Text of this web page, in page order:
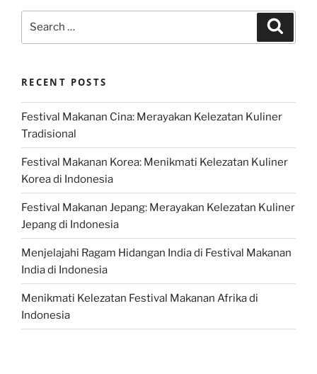
RECENT POSTS
Festival Makanan Cina: Merayakan Kelezatan Kuliner
Tradisional
Festival Makanan Korea: Menikmati Kelezatan Kuliner
Korea di Indonesia
Festival Makanan Jepang: Merayakan Kelezatan Kuliner
Jepang di Indonesia
Menjelajahi Ragam Hidangan India di Festival Makanan
India di Indonesia
Menikmati Kelezatan Festival Makanan Afrika di
Indonesia